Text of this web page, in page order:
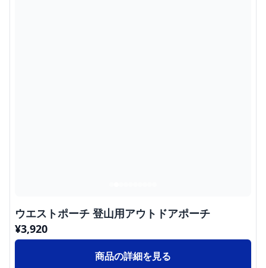
ウエストポーチ 登山用アウトドアポーチ
¥3,920
商品の詳細を見る